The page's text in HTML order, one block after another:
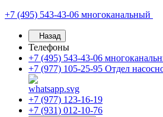
+7 (495) 543-43-06 многоканальный
Назад
Телефоны
+7 (495) 543-43-06
+7 (977) 105-25-95 Отдел
+7 (977) 123-16-19
+7 (931) 012-10-76